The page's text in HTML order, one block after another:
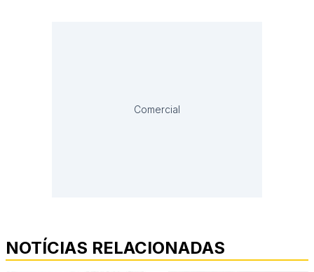
Comercial
NOTÍCIAS RELACIONADAS